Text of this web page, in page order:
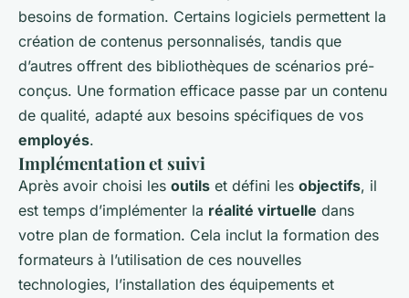
besoins de formation. Certains logiciels permettent la
création de contenus personnalisés, tandis que
d’autres offrent des bibliothèques de scénarios pré-
conçus. Une formation efficace passe par un contenu
de qualité, adapté aux besoins spécifiques de vos
employés.
Implémentation et suivi
Après avoir choisi les outils et défini les objectifs, il
est temps d’implémenter la réalité virtuelle dans
votre plan de formation. Cela inclut la formation des
formateurs à l’utilisation de ces nouvelles
technologies, l’installation des équipements et